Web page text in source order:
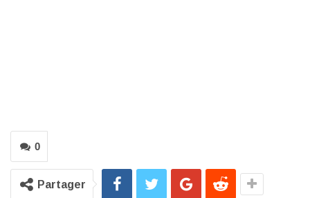
0
Partager